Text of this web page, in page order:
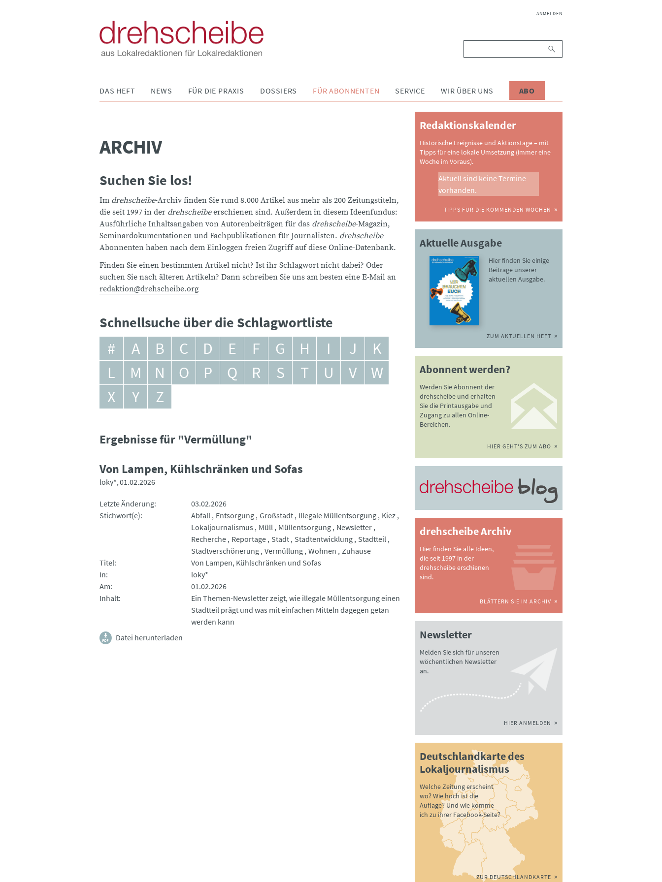
NAVIGATION
ANMELDEN
DAS HEFT NEWS FÜR DIE PRAXIS DOSSIERS FÜR ABONNENTEN SERVICE WIR ÜBER UNS ABO
ARCHIV
Suchen Sie los!
Im drehscheibe-Archiv finden Sie rund 8.000 Artikel aus mehr als 200 Zeitungstiteln,
die seit 1997 in der drehscheibeerschienen sind. Außerdem in diesem Ideenfundus:
Ausführliche Inhaltsangaben von Autorenbeiträgen für das drehscheibe-Magazin,
Seminardokumentationen und Fachpublikationen für Journalisten. drehscheibe-
Abonnenten haben nach dem Einloggen freien Zugriff auf diese Online-Datenbank.
Finden Sie einen bestimmten Artikel nicht? Ist ihr Schlagwort nicht dabei? Oder
suchen Sie nach älteren Artikeln? Dann schreiben Sie uns am besten eine E-Mail an
redaktion@drehscheibe.org
Schnellsuche über die Schlagwortliste
# A B C D E F G H I J
K
L
M N O P Q R S T U V
W
X
Y Z
Ergebnisse für "Vermüllung"
Von Lampen, Kühlschränken und Sofas
loky* 01.02.2026
Letzte Änderung
03.02.2026
Stichwort(e)
Abfall Entsorgung Großstadt Illegale Müllentsorgung
Kiez
Lokaljournalismus
Müll Müllentsorgung
Newsletter
Recherche
Reportage Stadt Stadtentwicklung
Stadtteil
Stadtverschönerung Vermüllung Wohnen
Zuhause
Titel
Von Lampen, Kühlschränken und Sofas
In
loky*
Am
01.02.2026
Inhalt
Ein Themen-Newsletter zeigt, wie illegale Müllentsorgung einen
Stadtteil prägt und was mit einfachen Mitteln dagegen getan
werden kann
Datei herunterladen
Redaktionskalender
Historische Ereignisse und Aktionstage – mit
Tipps für eine lokale Umsetzung (immer eine
Woche im Voraus).
Aktuell sind keine Termine
vorhanden.
TIPPS FÜR DIE KOMMENDEN WOCHEN
Aktuelle Ausgabe
Hier finden Sie einige
Beiträge unserer
aktuellen Ausgabe.
ZUM AKTUELLEN HEFT
Abonnent werden?
Werden Sie Abonnent der
drehscheibe und erhalten
Sie die Printausgabe und
Zugang zu allen Online-
Bereichen.
HIER GEHT'S ZUM ABO
drehscheibe Archiv
Hier finden Sie alle Ideen,
die seit 1997 in der
drehscheibe erschienen
sind.
BLÄTTERN SIE IM ARCHIV
Newsletter
Melden Sie sich für unseren
wöchentlichen Newsletter
an.
HIER ANMELDEN
Deutschlandkarte des
Lokaljournalismus
Welche Zeitung erscheint
wo? Wie hoch ist die
Auflage? Und wie komme
ich zu ihrer Facebook-Seite?
ZUR DEUTSCHLANDKARTE